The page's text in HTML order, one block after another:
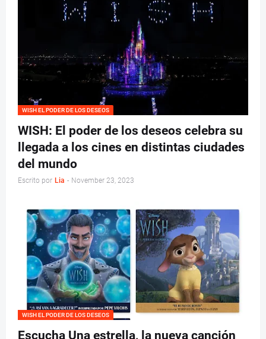
WISH EL PODER DE LOS DESEOS
WISH: El poder de los deseos celebra su
llegada a los cines en distintas ciudades
del mundo
Escrito por Lia - November 23, 2023
WISH EL PODER DE LOS DESEOS
Escucha Una estrella, la nueva canción